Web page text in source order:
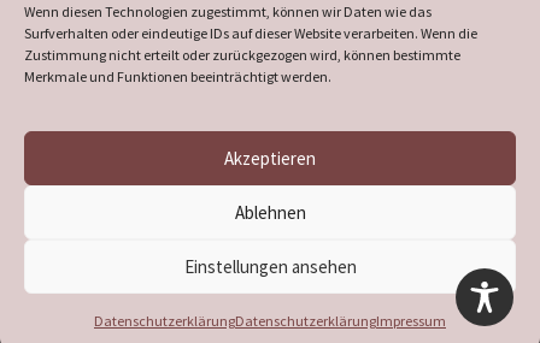
Wenn diesen Technologien zugestimmt, können wir Daten wie das
Surfverhalten oder eindeutige IDs auf dieser Website verarbeiten. Wenn die
Zustimmung nicht erteilt oder zurückgezogen wird, können bestimmte
Merkmale und Funktionen beeinträchtigt werden.
Akzeptieren
Ablehnen
Einstellungen ansehen
DatenschutzerklärungDatenschutzerklärungImpressum
supported by DÖ
Heimatverein Verl– Alle Rechte vorbehalten